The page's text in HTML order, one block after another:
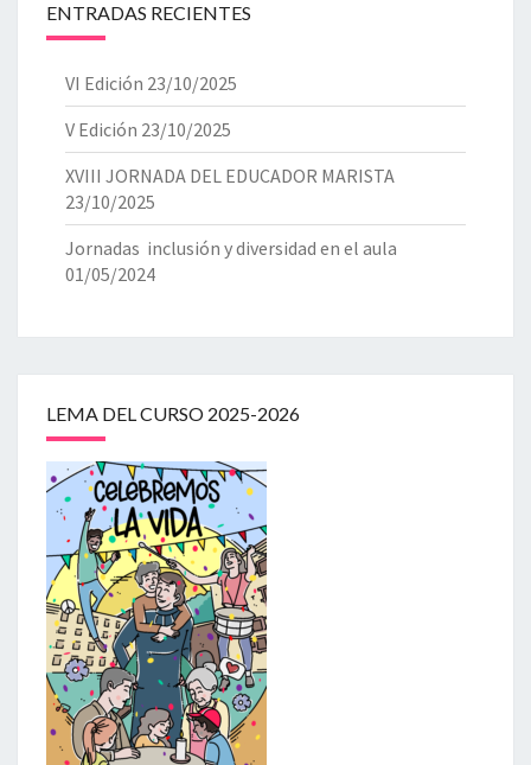
ENTRADAS RECIENTES
VI Edición 23/10/2025
V Edición 23/10/2025
XVIII JORNADA DEL EDUCADOR MARISTA
23/10/2025
Jornadas inclusión y diversidad en el aula
01/05/2024
LEMA DEL CURSO 2025-2026